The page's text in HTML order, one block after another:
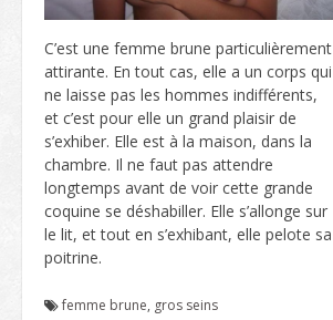
C’est une femme brune particulièrement
attirante. En tout cas, elle a un corps qui
ne laisse pas les hommes indifférents,
et c’est pour elle un grand plaisir de
s’exhiber. Elle est à la maison, dans la
chambre. Il ne faut pas attendre
longtemps avant de voir cette grande
coquine se déshabiller. Elle s’allonge sur
le lit, et tout en s’exhibant, elle pelote sa
poitrine.
femme brune, gros seins